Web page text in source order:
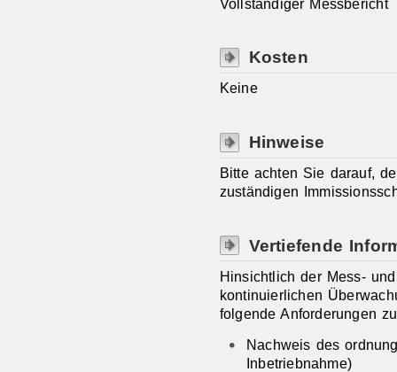
Vollständiger Messbericht
Kosten
Keine
Hinweise
Bitte achten Sie darauf,
zuständigen
Vertiefende
Hinsichtlich der Mess-
kontinuierlichen
folgende Anforderungen
Nachweis des
Inbetriebnahme)